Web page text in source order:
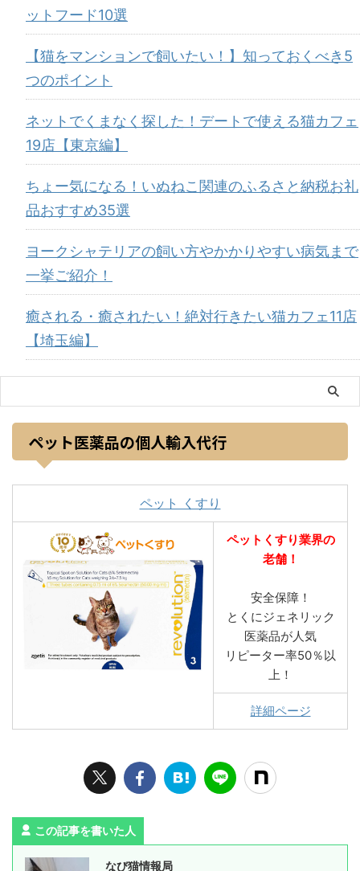
ットフード10選
【猫をマンションで飼いたい！】知っておくべき5
つのポイント
ネットでくまなく探した！デートで使える猫カフェ
19店【東京編】
ちょー気になる！いぬねこ関連のふるさと納税お礼
品おすすめ35選
ヨークシャテリアの飼い方やかかりやすい病気まで
一挙ご紹介！
癒される・癒されたい！絶対行きたい猫カフェ11店
【埼玉編】
ペット医薬品の個人輸入代行
ペット くすり
ペットくすり業界の
老舗！
安全保障！
とくにジェネリック
医薬品が人気
リピーター率50％以
上！
詳細ページ
この記事を書いた人
なび猫情報局